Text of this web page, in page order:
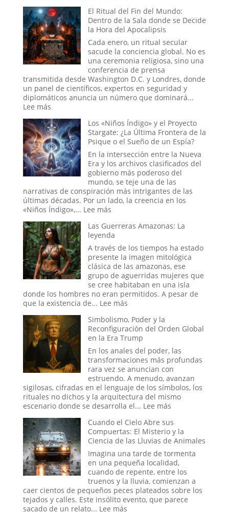
Maldición
de
Tecumseh:
¿La
Estadística
más
Espeluznante
de
la
Casa
Blanca
el
Mito
más
Perverso?
El Ritual del Fin del Mundo:
Dentro de la Sala donde se Decide
la Hora del Apocalipsis
Cada enero, un ritual secular
sacude la conciencia global. No es
una ceremonia religiosa, sino una
conferencia de prensa
transmitida desde Washington D.C. y Londres, donde
un panel de científicos, expertos en seguridad y
diplomáticos anuncia un número que dominará...
Lee más:
Ritual
del
Fin
del
Mundo:
Dentro
de
la
Sala
donde
Decide
la
Hora
del
Apocalipsis
Los «Niños Índigo» y el Proyecto
Stargate: ¿La Última Frontera de la
Psique o el Sueño de un Espía?
En la intersección entre la Nueva
Era y los archivos clasificados del
gobierno más poderoso del
mundo, se teje una de las
narrativas de conspiración más intrigantes de las
últimas décadas. Por un lado, la creencia en los
«Niños Índigo»,... Lee más:
«Niños
Índigo»
y
el
Proyecto
Stargate:
¿La
Última
Frontera
la
Psique
o
el
Sueño
de
un
Espía?
Las Guerreras Amazonas: La
leyenda
A través de los tiempos ha estado
presente la imagen mitológica
clásica de las amazonas, ese
grupo de aguerridas mujeres que
se cree habitaban en una isla
donde los hombres no eran permitidos. A pesar de
que la existencia de... Lee más:
Guerreras
Amazonas:
La
leyenda
Simbolismo, Poder y la
Reconfiguración del Orden Global
en la Era Trump
En los anales del poder, las
transformaciones más profundas
rara vez se anuncian con
estruendo. A menudo, avanzan
sigilosas, cifradas en el lenguaje de los símbolos, los
rituales no dichos y la arquitectura del mismo
escenario donde se desarrolla el... Lee más:
Poder
y
la
Reconfiguración
del
Orden
Global
en
la
Cuando el Cielo Abre sus
Compuertas: El Misterio y la
Ciencia de las Lluvias de Animales
Imagina una tarde de tormenta
en una pequeña localidad,
cuando de repente, entre los
truenos y la lluvia, comienzan a
caer cientos de pequeños peces plateados sobre los
tejados y calles. Este insólito evento, que parece
sacado de un relato... Lee más: